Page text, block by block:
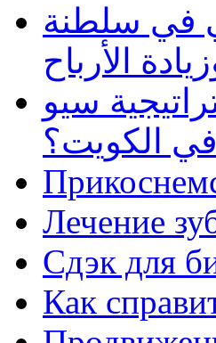
في سلطنة
الأرباح
سيو
الكويت؟
Лечение
Сдэк для
Как